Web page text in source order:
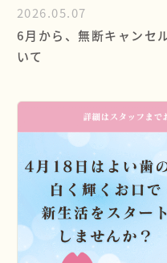
2026.05.07
6月から、無断キャンセ
いて